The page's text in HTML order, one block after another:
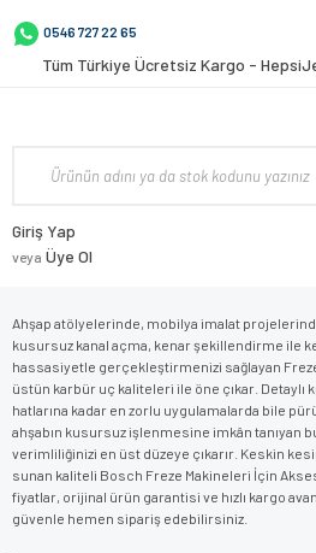
0546 727 22 65
Tüm Türkiye Ücretsiz Kargo -
Giriş Yap
veya Üye Ol
Ahşap atölyelerinde, mobilya imalat
kusursuz kanal açma, kenar şekillendirme ile
hassasiyetle gerçekleştirmenizi sağlayan
üstün karbür uç kaliteleri ile öne çıkar.
hatlarına kadar en zorlu uygulamalarda bile
ahşabın kusursuz işlenmesine imkân tanıyan
verimliliğinizi en üst düzeye çıkarır. Keskin
sunan kaliteli Bosch Freze Makineleri İçin
fiyatlar, orijinal ürün garantisi ve hızlı kargo
güvenle hemen sipariş edebilirsiniz.